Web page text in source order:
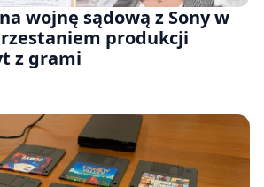
wojnę sądową z Sony w
produkcji
z grami